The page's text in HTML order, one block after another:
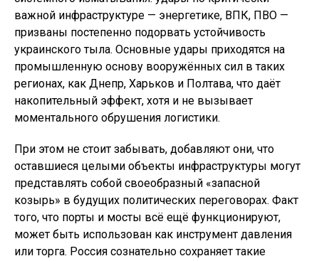
важной инфраструктуре — энергетике, ВПК, ПВО —
призваны постепенно подорвать устойчивость
украинского тыла. Основные удары приходятся на
промышленную основу вооружённых сил в таких
регионах, как Днепр, Харьков и Полтава, что даёт
накопительный эффект, хотя и не вызывает
моментального обрушения логистики.
При этом не стоит забывать, добавляют они, что
оставшиеся целыми объекты инфраструктуры могут
представлять собой своеобразный «запасной
козырь» в будущих политических переговорах. Факт
того, что порты и мосты всё ещё функционируют,
может быть использован как инструмент давления
или торга. Россия сознательно сохраняет такие